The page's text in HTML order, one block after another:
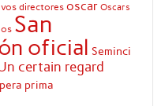
directores oscar Oscars
San
oficial Seminci
certain regard
prima